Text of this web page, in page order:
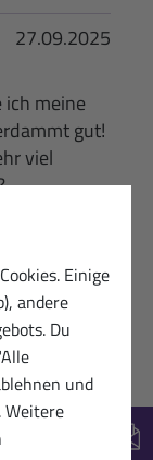
Einige
andere
Du
und
Weitere
27.09.2025
ich meine
gut!
viel
31.08.2025
(0)